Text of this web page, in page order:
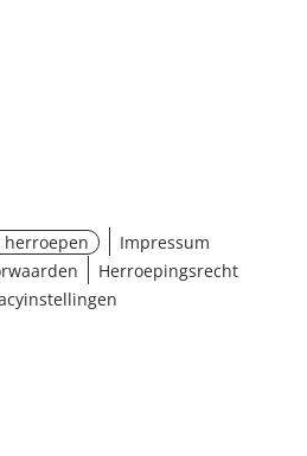
herroepen
Impressum
Herroepingsrecht